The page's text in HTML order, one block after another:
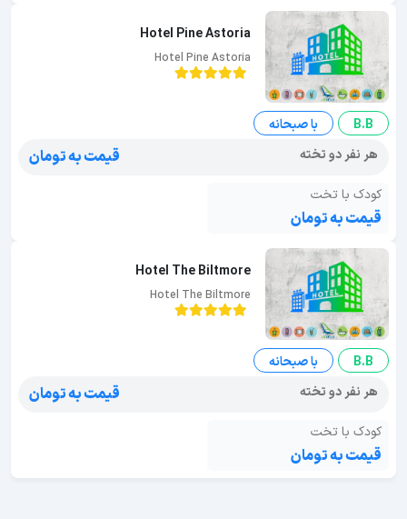
Hotel Pine Astoria
Hotel Pine Astoria
B.B
با صبحانه
هر نفر دو تخته
قیمت به تومان
کودک با تخت
قیمت به تومان
Hotel The Biltmore
Hotel The Biltmore
B.B
با صبحانه
هر نفر دو تخته
قیمت به تومان
کودک با تخت
قیمت به تومان